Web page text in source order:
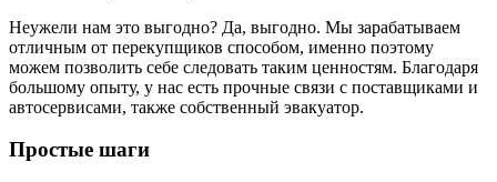
Неужели нам это выгодно? Да, выгодно. Мы зарабатываем
отличным от перекупщиков способом, именно поэтому
можем позволить себе следовать таким ценностям. Благодаря
большому опыту, у нас есть прочные связи с поставщиками и
автосервисами, также собственный эвакуатор.
Простые шаги